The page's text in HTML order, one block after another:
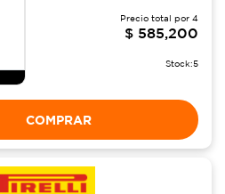
Precio total por 4
$ 585,200
Stock:5
COMPRAR